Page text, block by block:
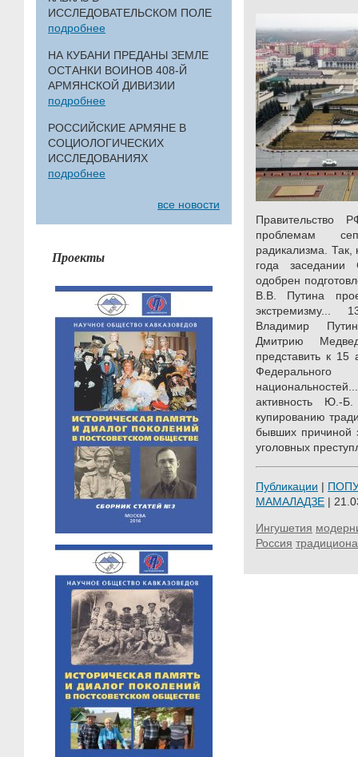
ИССЛЕДОВАТЕЛЬСКОМ ПОЛЕ
подробнее
НА КУБАНИ ПРЕДАНЫ ЗЕМЛЕ
ОСТАНКИ ВОИНОВ 408-Й
АРМЯНСКОЙ ДИВИЗИИ
подробнее
РОССИЙСКИЕ АРМЯНЕ В
СОЦИОЛОГИЧЕСКИХ
ИССЛЕДОВАНИЯХ
подробнее
все новости
Проекты
Правительство
проблемам
радикализма.
года
одобрен
В.В. Путина
экстремизму...
Владимир
Дмитрию
представить к 15
активность Ю.-
купированию
бывших причиной
уголовных
Публикации |
МАМАЛАДЗЕ |
Ингушетия
Россия